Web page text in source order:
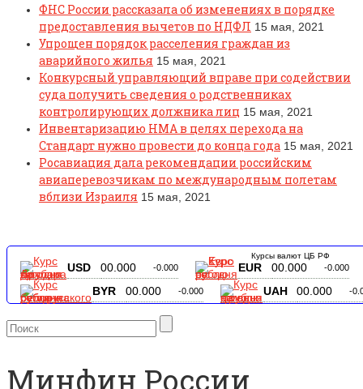
ФНС России рассказала об изменениях в порядке
предоставления вычетов по НДФЛ 15 мая, 2021
Упрощен порядок расселения граждан из
аварийного жилья 15 мая, 2021
Конкурсный управляющий вправе при содействии
суда получить сведения о родственниках
контролирующих должника лиц 15 мая, 2021
Инвентаризацию НМА в целях перехода на
Стандарт нужно провести до конца года 15 мая, 2021
Росавиация дала рекомендации российским
авиаперевозчикам по международным полетам
вблизи Израиля 15 мая, 2021
Курсы валют ЦБ РФ
USD 00.000 -0.000 EUR 00.000 -0.000
BYR 00.000 -0.000 UAH 00.000 -
Минфин России